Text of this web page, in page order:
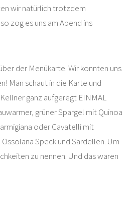
wir natürlich trotzdem
zog es uns am Abend ins
der Menükarte. Wir konnten uns
Man schaut in die Karte und
ganz aufgeregt EINMAL
grüner Spargel mit Quinoa
oder Cavatelli mit
Speck und Sardellen. Um
zu nennen. Und das waren